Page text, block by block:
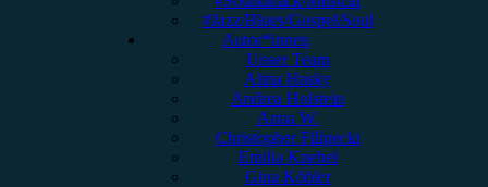
#Jazz/Blues/Gospel/Soul
Autor*innen
Unser Team
Alina Hasky
Andrea Holstein
Anna W.
Christopher Filipecki
Emilia Knebel
Gina Köhler